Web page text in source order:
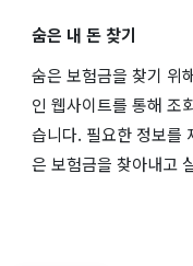
숨은 내 돈 찾기
숨은 보험금을 찾기 위
인 웹사이트를 통해 조
습니다. 필요한 정보를
은 보험금을 찾아내고